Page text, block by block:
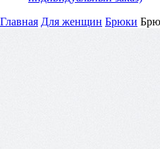
Главная Для женщин Брюки